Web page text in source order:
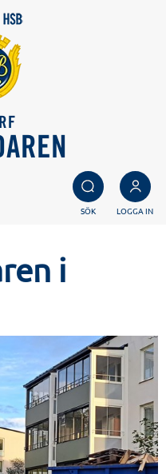
SÖK LOGGA IN
i